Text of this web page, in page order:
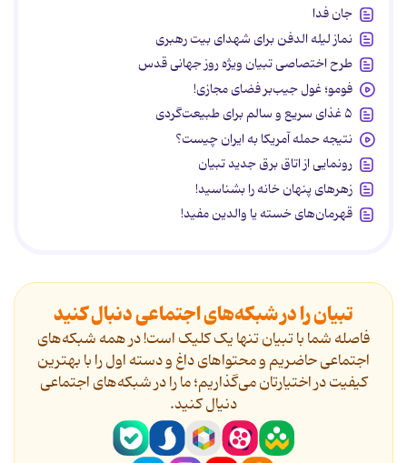
جان فدا
نماز لیله الدفن برای شهدای بیت رهبری
طرح اختصاصی تبیان ویژه روز جهانی قدس
فومو؛ غول جیب‌بر فضای مجازی!
۵ غذای سریع و سالم برای طبیعت‌گردی
نتیجه حمله آمریکا به ایران چیست؟
رونمایی از اتاق برق جدید تبیان
زهرهای پنهان خانه را بشناسید!
قهرمان‌های خسته یا والدین مفید!
تبیان را در شبکه‌های اجتماعی دنبال کنید
فاصله شما با تبیان تنها یک کلیک است! در همه شبکه‌های
اجتماعی حاضریم و محتواهای داغ و دسته اول را با بهترین
کیفیت در اختیارتان می‌گذاریم؛ ما را در شبکه‌های اجتماعی
دنیال کنید.